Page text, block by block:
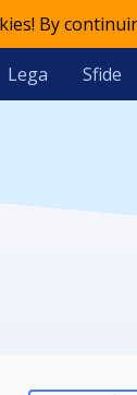
By
Lega Sfide